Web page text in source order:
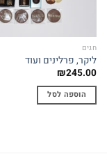
חגים
ליקר, פרלינים ועוד
₪245.00
הוספה לסל